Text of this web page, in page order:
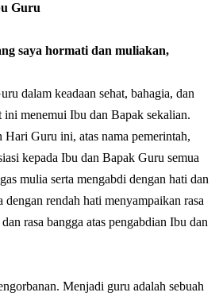
Guru
saya hormati dan muliakan,
dalam keadaan sehat, bahagia, dan
ini menemui Ibu dan Bapak sekalian.
Hari Guru ini, atas nama pemerintah,
kepada Ibu dan Bapak Guru semua
mulia serta mengabdi dengan hati dan
dengan rendah hati menyampaikan rasa
rasa bangga atas pengabdian Ibu dan
Menjadi guru adalah sebuah